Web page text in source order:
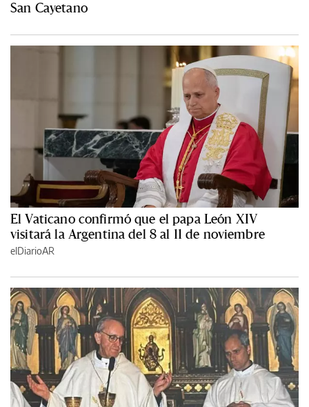
San Cayetano
El Vaticano confirmó que el papa León XIV
visitará la Argentina del 8 al 11 de noviembre
elDiarioAR